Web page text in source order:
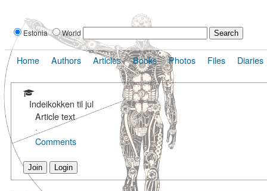
Estonia World
Home Authors Articles Books Photos Files Diaries
Indeikokken til jul
Article text
·
Comments
Join Login